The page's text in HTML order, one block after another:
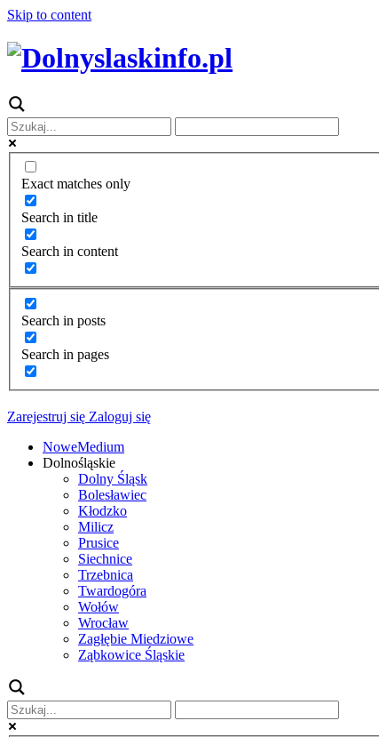
Skip to content
Exact matches only
Search in title
Search in content
Search in posts
Search in pages
Zarejestruj się Zaloguj się
NoweMedium
Dolnośląskie
Dolny Śląsk
Bolesławiec
Kłodzko
Milicz
Prusice
Siechnice
Trzebnica
Twardogóra
Wołów
Wrocław
Zagłębie Miedziowe
Ząbkowice Śląskie